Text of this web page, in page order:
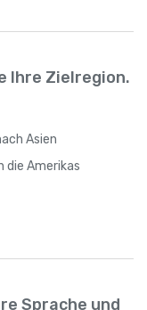
Ihre Zielregion.
Asien
die Amerikas
Sprache und